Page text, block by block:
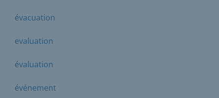
évacuation
evaluation
évaluation
événement